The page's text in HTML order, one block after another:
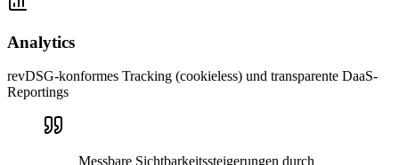
Analytics
revDSG-konformes Tracking (cookieless) und transparente DaaS-
Reportings
Messbare Sichtbarkeitssteigerungen durch